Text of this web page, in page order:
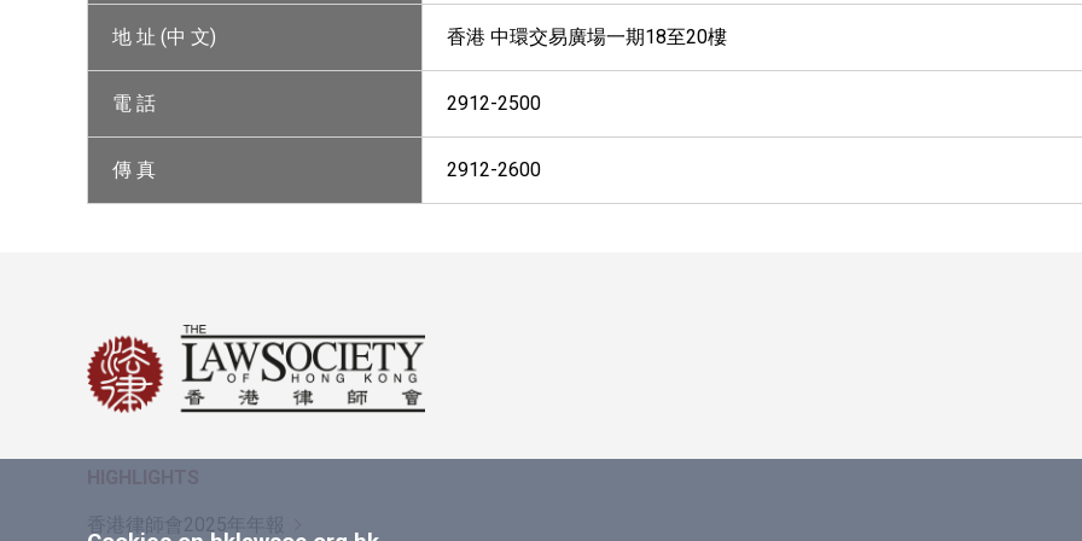
地 址 (中 文) 香港 中環交易廣場一期18至20樓
電 話 2912-2500
傳 真 2912-2600
香港律師會2025年年報